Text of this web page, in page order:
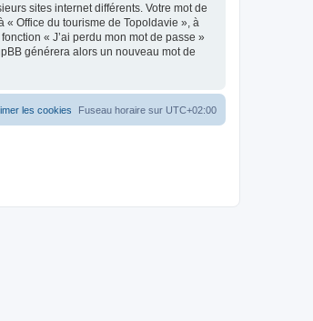
sites internet différents. Votre mot de
Office du tourisme de Topoldavie », à
« J’ai perdu mon mot de passe »
générera alors un nouveau mot de
Fuseau horaire sur UTC+02:00
les cookies